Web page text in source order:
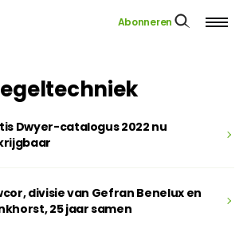
Abonneren
Dwyer-catalogus 2022 nu
divisie van Gefran Benelux en
25 jaar samen